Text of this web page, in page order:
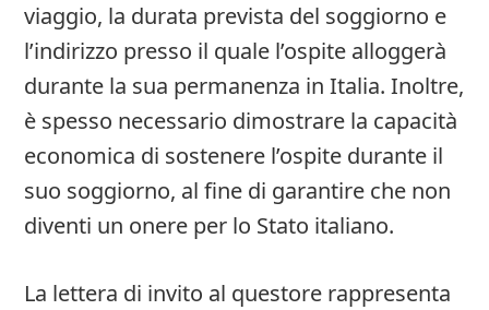
viaggio, la durata prevista del soggiorno e
l’indirizzo presso il quale l’ospite alloggerà
durante la sua permanenza in Italia. Inoltre,
è spesso necessario dimostrare la capacità
economica di sostenere l’ospite durante il
suo soggiorno, al fine di garantire che non
diventi un onere per lo Stato italiano.
La lettera di invito al questore rappresenta